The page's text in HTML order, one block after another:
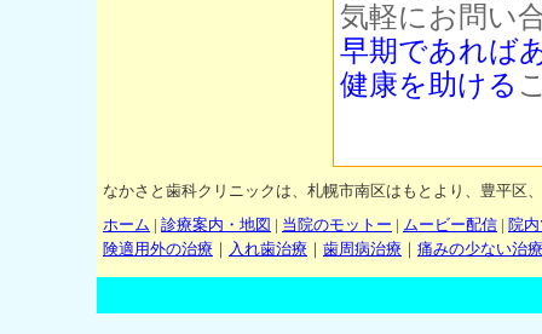
気軽にお問い
早期であれば
健康を助ける
なかさと歯科クリニックは、札幌市南区はもとより、豊平区
ホーム | 診療案内・地図 | 当院のモットー | ムービー配信 | 院
険適用外の治療 ｜ 入れ歯治療 ｜ 歯周病治療 ｜ 痛みの少ない治療